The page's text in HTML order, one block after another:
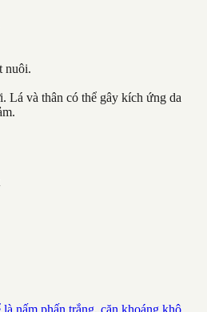
nuôi.
Lá và thân có thể gây kích ứng da
nấm phấn trắng, cặn khoáng khô